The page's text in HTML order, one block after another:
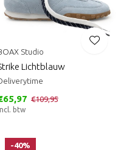
Studio
Lichtblauw
€109,95
btw
-40%